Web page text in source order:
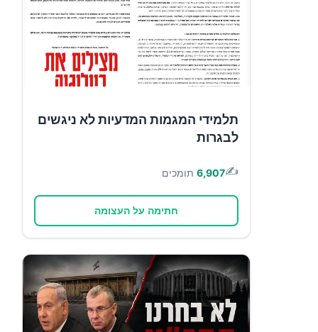
תלמידי המגמות המדעיות לא ניגשים
לבגרות
✍️
6,907 תומכים
חתימה על העצומה